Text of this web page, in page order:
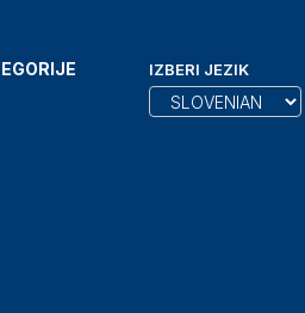
IZBERI JEZIK